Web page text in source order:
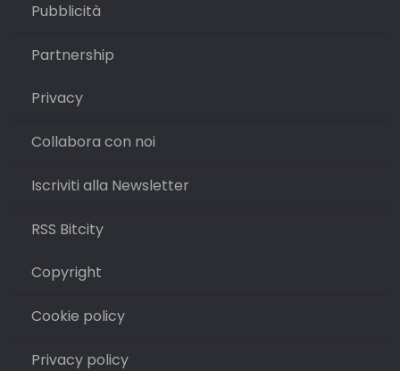
Pubblicità
Partnership
Privacy
Collabora con noi
Iscriviti alla Newsletter
RSS Bitcity
Copyright
Cookie policy
Privacy policy